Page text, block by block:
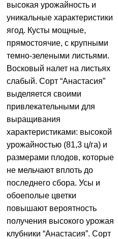
высокая урожайность и
уникальные характеристики
ягод. Кусты мощные,
прямостоячие, с крупными
темно-зелеными листьями.
Восковый налет на листьях
слабый. Сорт “Анастасия”
выделяется своими
привлекательными для
выращивания
характеристиками: высокой
урожайностью (81,3 ц/га) и
размерами плодов, которые
не мельчают вплоть до
последнего сбора. Усы и
обоеполые цветки
повышают вероятность
получения высокого урожая
клубники “Анастасия”. Сорт